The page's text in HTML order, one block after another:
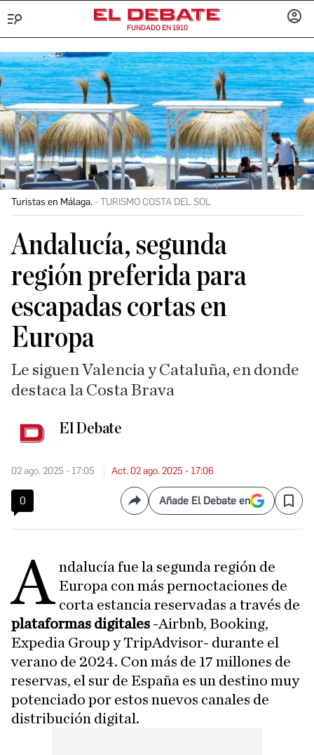
FUNDADO EN 1910
Turistas en Málaga. TURISMO COSTA DEL SOL
Andalucía, segunda
región preferida para
escapadas cortas en
Europa
Le siguen Valencia y Cataluña, en donde
destaca la Costa Brava
El Debate
02 ago. 2025 - 17:05 Act. 02 ago. 2025 - 17:06
0 CompartirAñade El Debate en Save
A ndalucía fue la segunda región de
Europa con más pernoctaciones de
corta estancia reservadas a través de
plataformas digitales -Airbnb, Booking,
Expedia Group y TripAdvisor- durante el
verano de 2024. Con más de 17 millones de
reservas, el sur de España es un destino muy
potenciado por estos nuevos canales de
distribución digital.